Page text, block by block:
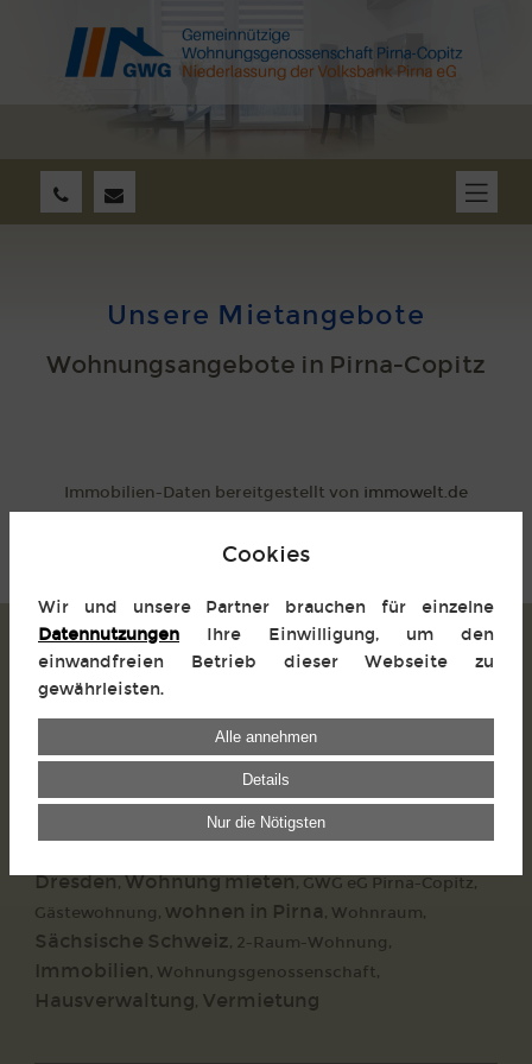
Unsere Mietangebote
Wohnungsangebote in Pirna-Copitz
Immobilien-Daten bereitgestellt von immowelt.de
Geschäftszeiten
Dienstag
sowie nach vorheriger
Dresden, Wohnung mieten, GWG eG Pirna-Copitz,
Gästewohnung, wohnen in Pirna, Wohnraum,
Sächsische Schweiz, 2-Raum-Wohnung,
Immobilien, Wohnungsgenossenschaft,
Hausverwaltung, Vermietung
Cookies
Wir und unsere Partner brauchen für einzelne
Datennutzungen Ihre Einwilligung, um den
einwandfreien Betrieb dieser Webseite zu
gewährleisten.
Alle annehmen
Details
Nur die Nötigsten